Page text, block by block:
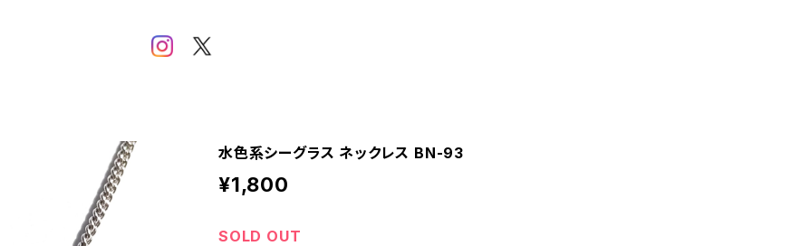
水色系シーグラス ネックレス BN-93
¥1,800
SOLD OUT